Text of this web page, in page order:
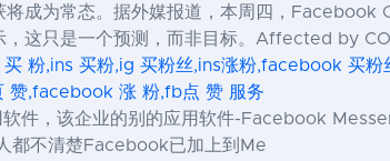
成为常态。据外媒报道，本周四，Facebook
，这只是一个预测，而非目标。Affected by CO
买 粉,ins 买粉,ig 买粉丝,ins涨粉,facebook
,facebook 涨 粉,fb点 赞 服务
件，该企业的别的应用软件-Facebook
都不清楚Facebook已加上到Me